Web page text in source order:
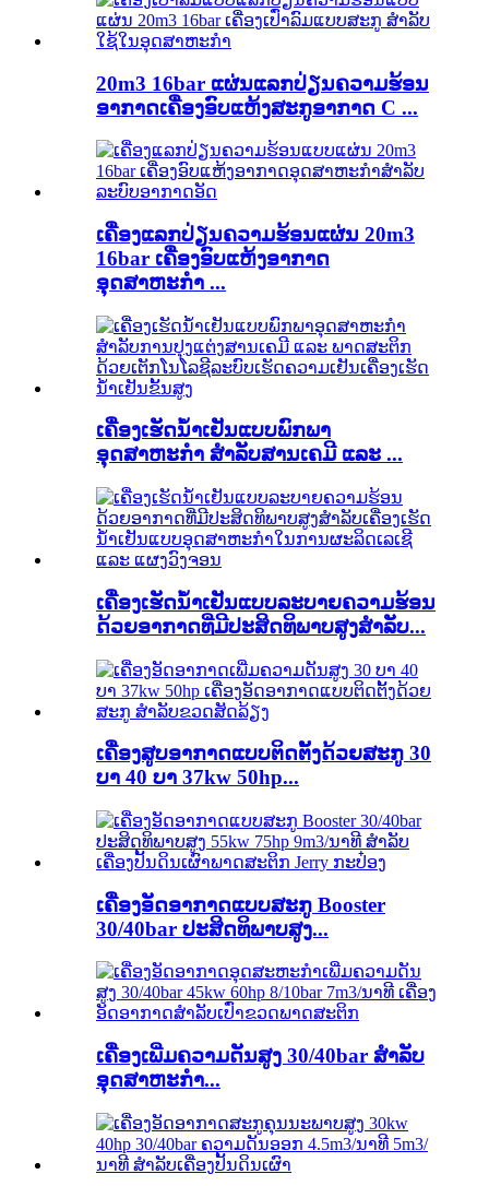
20m3 16bar ແຜ່ນແລກປ່ຽນຄວາມຮ້ອນ
ອາກາດເຄື່ອງອົບແຫ້ງສະກູອາກາດ C ...
ເຄື່ອງແລກປ່ຽນຄວາມຮ້ອນແຜ່ນ 20m3
16bar ເຄື່ອງອົບແຫ້ງອາກາດ
ອຸດສາຫະກຳ ...
ເຄື່ອງເຮັດນ້ຳເຢັນແບບພົກພາ
ອຸດສາຫະກຳ ສຳລັບສານເຄມີ ແລະ ...
ເຄື່ອງເຮັດນ້ຳເຢັນແບບລະບາຍຄວາມຮ້ອນ
ດ້ວຍອາກາດທີ່ມີປະສິດທິພາບສູງສຳລັບ...
ເຄື່ອງສູບອາກາດແບບຕິດຕັ້ງດ້ວຍສະກູ 30
ບາ 40 ບາ 37kw 50hp...
ເຄື່ອງອັດອາກາດແບບສະກູ Booster
30/40bar ປະສິດທິພາບສູງ...
ເຄື່ອງເພີ່ມຄວາມດັນສູງ 30/40bar ສຳລັບ
ອຸດສາຫະກໍາ...